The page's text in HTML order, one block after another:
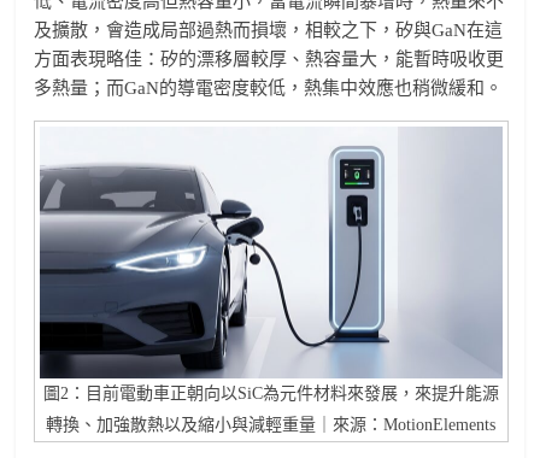
及擴散，會造成局部過熱而損壞，相較之下，矽與GaN在這
方面表現略佳：矽的漂移層較厚、熱容量大，能暫時吸收更
多熱量；而GaN的導電密度較低，熱集中效應也稍微緩和。
圖2：目前電動車正朝向以SiC為元件材料來發展，來提升能源
轉換、加強散熱以及縮小與減輕重量｜來源：MotionElements